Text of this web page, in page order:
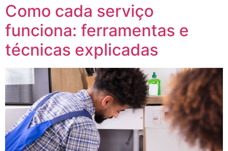
Como cada serviço
funciona: ferramentas e
técnicas explicadas